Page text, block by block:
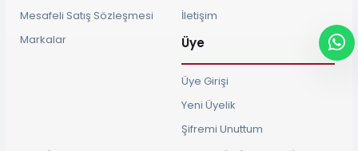
Mesafeli Satış Sözleşmesi
Markalar
İletişim
Üye
Üye Girişi
Yeni Üyelik
Şifremi Unuttum